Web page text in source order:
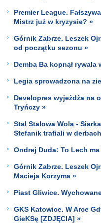
Premier League.
Mistrz już w kryzysie? »
Górnik Zabrze. Leszek
od początku sezonu »
Demba Ba kopnął rywala
Legia sprowadzona na
Developres wyjeżdża na
Tryńczy »
Stal Stalowa Wola -
Stefanik trafiali w
Ondrej Duda: To Lech ma
Górnik Zabrze. Leszek
Macieja Korzyma »
Piast Gliwice.
GKS Katowice. W Arce
GieKSę [ZDJĘCIA] »